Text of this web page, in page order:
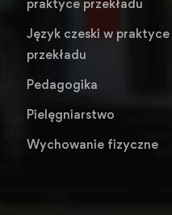
praktyce przekładu
Język czeski w praktyce
przekładu
Pedagogika
Pielęgniarstwo
Wychowanie fizyczne